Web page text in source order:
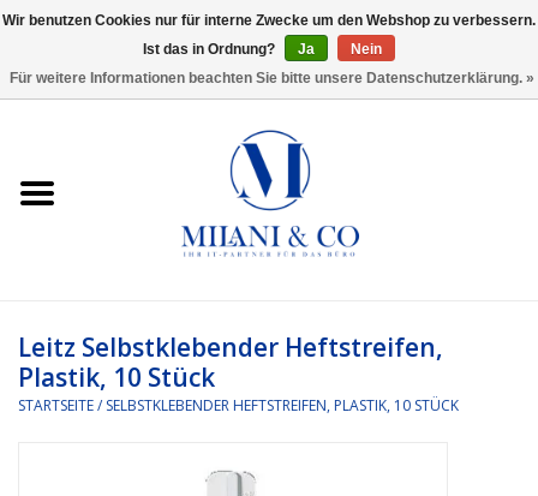
Bürobedarf
Ordnen und Registrieren
Rund um den Schreibtisch
Leitz Selbstklebender Heftstreifen,
Plastik, 10 Stück
STARTSEITE/ SELBSTKLEBENDER HEFTSTREIFEN, PLASTIK, 10 STÜCK
Wir benutzen Cookies nur für interne Zwecke um den Webshop zu verbessern.
Ist das in Ordnung?
Ja
Nein
Für weitere Informationen beachten Sie bitte unsere Datenschutzerklärung. »